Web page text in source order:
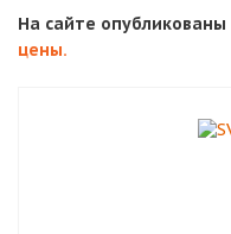
На сайте опубликованы
цены.